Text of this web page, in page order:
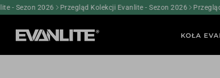
Sezon 2026 Przegląd Kolekcji Evanlite - Sezon 2026 Przegląd
KOŁA